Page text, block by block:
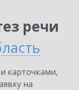
речи
карточками,
на